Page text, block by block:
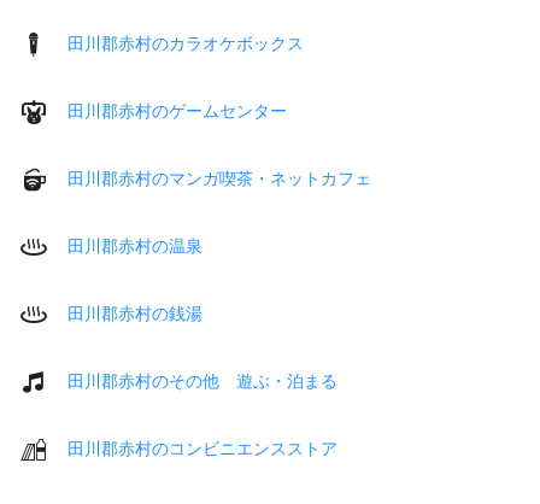
田川郡赤村のカラオケボックス
田川郡赤村のゲームセンター
田川郡赤村のマンガ喫茶・ネットカフェ
田川郡赤村の温泉
田川郡赤村の銭湯
田川郡赤村のその他 遊ぶ・泊まる
田川郡赤村のコンビニエンスストア